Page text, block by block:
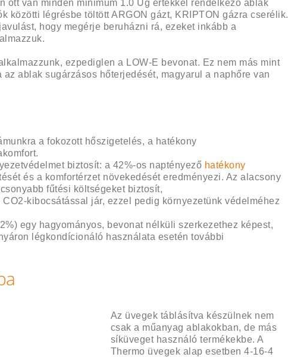
ott van minden minimum 1.0 Ug értékkel rendelkező ablak
közötti légrésbe töltött ARGON gázt, KRIPTON gázra cserélik.
hogy megérje beruházni rá, ezeket inkább a
ezpediglen a LOW-E bevonat. Ez nem más mint
ablak sugárzásos hőterjedését, magyarul a naphőre van
a fokozott hőszigetelés, a hatékony
biztosít: a 42%-os naptényező hatékony
és a komfortérzet növekedését eredményezi. Az alacsony
fűtési költségeket biztosít,
kibocsátással jár, ezzel pedig környezetünk védelméhez
egy hagyományos, bevonat nélküli szerkezethez képest,
légkondícionáló használata esetén további
Az üvegek táblásítva készülnek nem
csak a műanyag ablakokban, de más
síküveget használó termékekbe. A
Thermo üvegek alap esetben 4-16-4